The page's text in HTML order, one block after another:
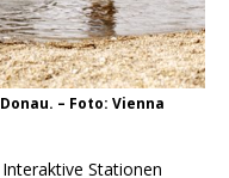
– Foto: Vienna
Stationen